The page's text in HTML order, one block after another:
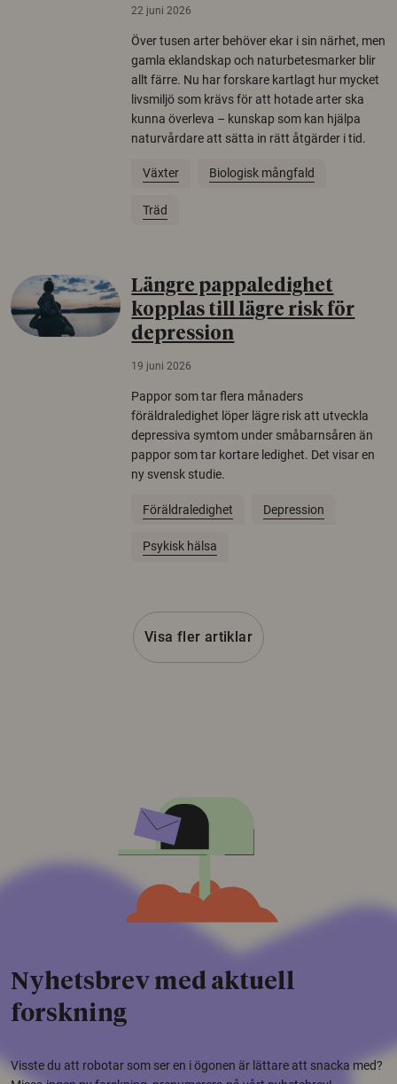
22 juni 2026
Över tusen arter behöver ekar i sin närhet, men
gamla eklandskap och naturbetesmarker blir
allt färre. Nu har forskare kartlagt hur mycket
livsmiljö som krävs för att hotade arter ska
kunna överleva – kunskap som kan hjälpa
naturvårdare att sätta in rätt åtgärder i tid.
Växter Biologisk mångfald
Träd
Längre pappaledighet
kopplas till lägre risk för
depression
19 juni 2026
Pappor som tar flera månaders
föräldraledighet löper lägre risk att utveckla
depressiva symtom under småbarnsåren än
pappor som tar kortare ledighet. Det visar en
ny svensk studie.
Föräldraledighet Depression
Psykisk hälsa
Visa fler artiklar
Nyhetsbrev med aktuell
forskning
Visste du att robotar som ser en i ögonen är lättare att snacka med?